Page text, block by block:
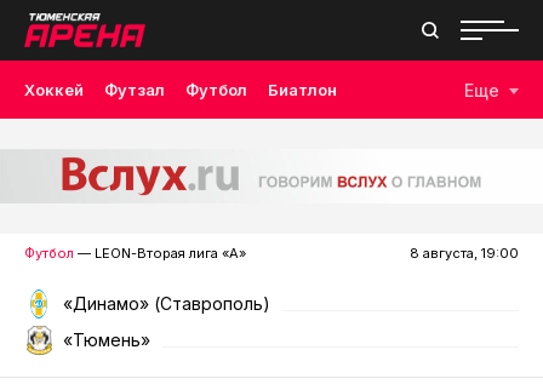
Хоккей Футзал Футбол Биатлон Еще
Футбол — LEON-Вторая лига «А» 8 августа, 19:00
«Динамо» (Ставрополь)
«Тюмень»